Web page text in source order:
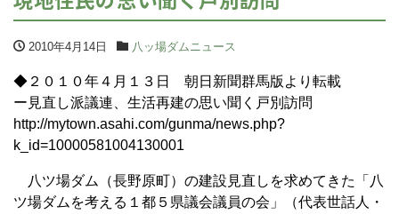
2010年4月14日 八ッ場ダムニュース
◆２０１０年４月１３日 朝日新聞群馬版より転載
ー見直し派議連、生活再建の思い聞く戸別訪問
http://mytown.asahi.com/gunma/news.php?
k_id=10000581004130001
八ツ場ダム（長野原町）の建設見直しを求めてきた「八
ツ場ダムを考える１都５県議会議員の会」（代表世話人・